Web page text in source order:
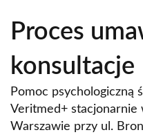
Proces
konsultacje
Pomoc psychologiczną
Veritmed+ stacjonarnie
Warszawie przy ul.